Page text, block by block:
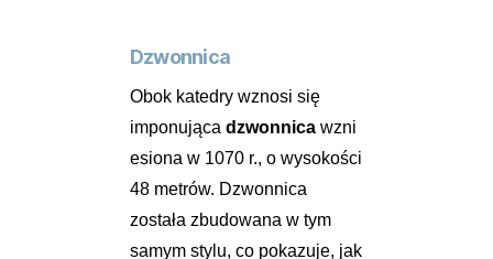
Dzwonnica
Obok katedry wznosi się
imponująca dzwonnicawzni
esiona w 1070 r., o wysokości
48 metrów. Dzwonnica
została zbudowana w tym
samym stylu, co pokazuje, jak